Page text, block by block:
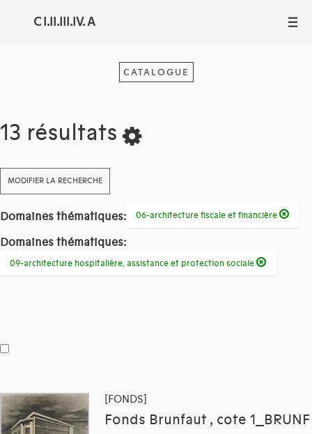
C I.II.III.IV. A III
CATALOGUE
13 résultats
MODIFIER LA RECHERCHE
Domaines thématiques: 06-architecture fiscale et financière
Domaines thématiques:
09-architecture hospitalière, assistance et protection sociale
[FONDS]
Fonds Brunfaut , cote 1_BRUNF